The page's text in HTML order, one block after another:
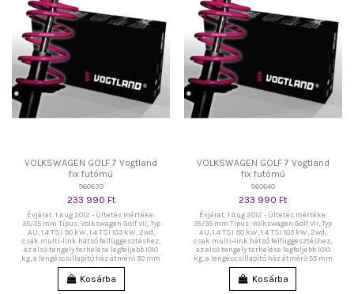
VOLKSWAGEN GOLF 7 Vogtland
fix futómű
960639
233 990 Ft
Évjárat: 1 Aug 2012 - Ültetés mértéke:
35/35 mm Típus: Volkswagen Golf VII, Typ
AU, 1.4 TSI 90 kW, 1.4 TSI 103 kW, 2wd,
csak multi-link hátsó felfüggesztéshez,
az első tengely terhelése legfeljebb 1010
kg, a lengéscsillapító ház átmérő 50 mm
Kosárba
VOLKSWAGEN GOLF 7 Vogtland
fix futómű
960640
233 990 Ft
Évjárat: 1 Aug 2012 - Ültetés mértéke:
35/35 mm Típus: Volkswagen Golf VII, Typ
AU, 1.4 TSI 90 kW, 1.4 TSI 103 kW, 2wd,
csak multi-link hátsó felfüggesztéshez,
az első tengely terhelése legfeljebb 1010
kg, a lengéscsillapító ház átmérő 55 mm
Kosárba